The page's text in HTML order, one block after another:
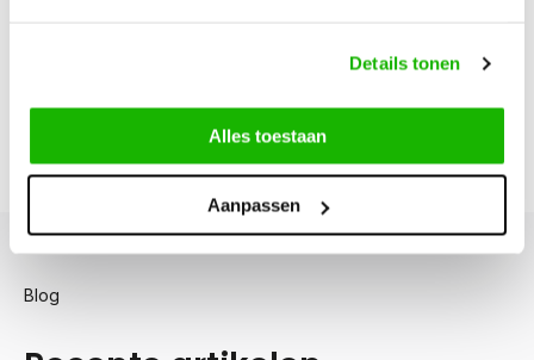
Details tonen
Alles toestaan
Aanpassen
Blog